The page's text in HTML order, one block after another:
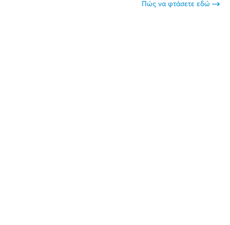
Πώς να φτάσετε εδώ